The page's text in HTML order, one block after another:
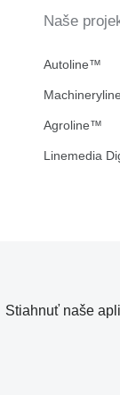
Naše
Autoline™
Agroline™
Linemedia
Stiahnuť naše